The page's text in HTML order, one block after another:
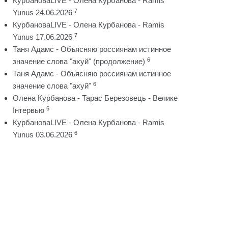
Yunus 24.06.2026 7
КурбановаLIVE - Олена Курбанова - Ramis
Yunus 17.06.2026 7
Таня Адамс - Объясняю россиянам истинное
значение слова "ахуй" (продолжение) 6
Таня Адамс - Объясняю россиянам истинное
значение слова "ахуй" 6
Олена Курбанова - Тарас Березовець - Велике
Інтервью 6
КурбановаLIVE - Олена Курбанова - Ramis
Yunus 03.06.2026 6